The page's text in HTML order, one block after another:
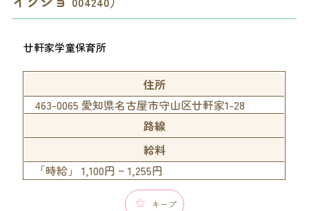
廿軒家学童保育所
住所
463-0065 愛知県名古屋市守山区廿軒家1-28
路線
給料
「時給」 1,100円 ~ 1,255円
キープ